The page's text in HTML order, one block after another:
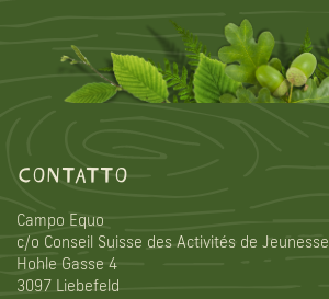
CONTATTO
Campo Equo
c/o Conseil Suisse des Activités de Jeunesse
Hohle Gasse 4
3097 Liebefeld